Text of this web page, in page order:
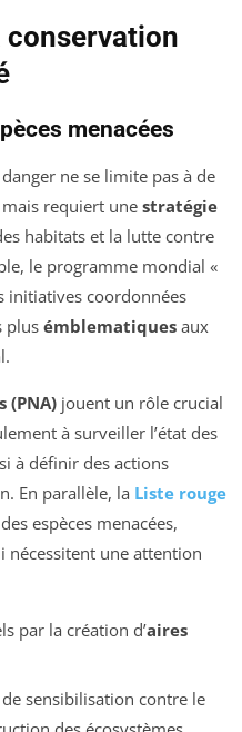
conservation
menacées
ne se limite pas à de
requiert une stratégie
habitats et la lutte contre
le programme mondial «
initiatives coordonnées
plus émblematiques aux
(PNA) jouent un rôle crucial
à surveiller l’état des
à définir des actions
En parallèle, la Liste rouge
espèces menacées,
nécessitent une attention
par la création d’aires
sensibilisation contre le